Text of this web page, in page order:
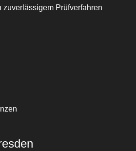
zuverlässigem Prüfverfahren